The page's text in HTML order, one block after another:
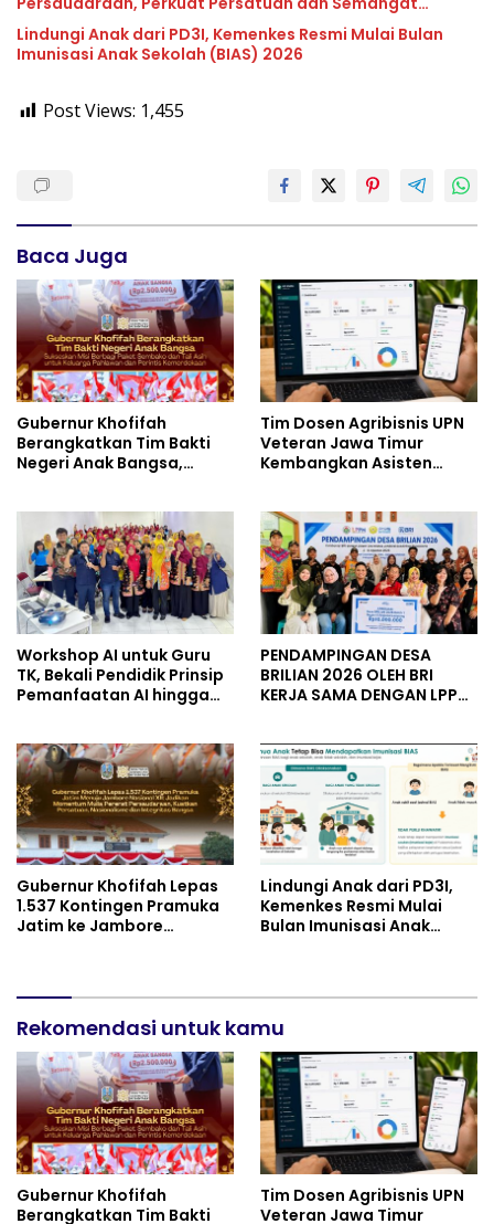
Nasionalisme
Lindungi Anak dari PD3I, Kemenkes Resmi Mulai Bulan
Imunisasi Anak Sekolah (BIAS) 2026
Post Views: 1,455
Baca Juga
Gubernur Khofifah
Berangkatkan Tim Bakti
Negeri Anak Bangsa,
dan Perintis Kemerdekaan
Tim Dosen Agribisnis UPN
Veteran Jawa Timur
Kembangkan Asisten
UMKM
Workshop AI untuk Guru
TK, Bekali Pendidik Prinsip
Pemanfaatan AI hingga
PENDAMPINGAN DESA
BRILIAN 2026 OLEH BRI
KERJA SAMA DENGAN LPPM
Gubernur Khofifah Lepas
1.537 Kontingen Pramuka
Jatim ke Jambore
Semangat Nasionalisme
Lindungi Anak dari PD3I,
Kemenkes Resmi Mulai
Bulan Imunisasi Anak
Rekomendasi untuk kamu
Gubernur Khofifah
Berangkatkan Tim Bakti
Tim Dosen Agribisnis UPN
Veteran Jawa Timur